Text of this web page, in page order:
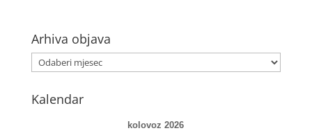
Arhiva objava
Kalendar
kolovoz 2026